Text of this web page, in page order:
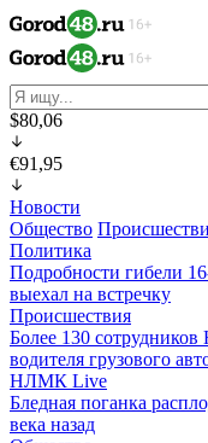
$80,06
€91,95
Новости
Общество
Политика
Подробности гибели
выехал на встречку
Происшествия
Более 130
водителя грузового
НЛМК Live
Бледная поганка
века назад